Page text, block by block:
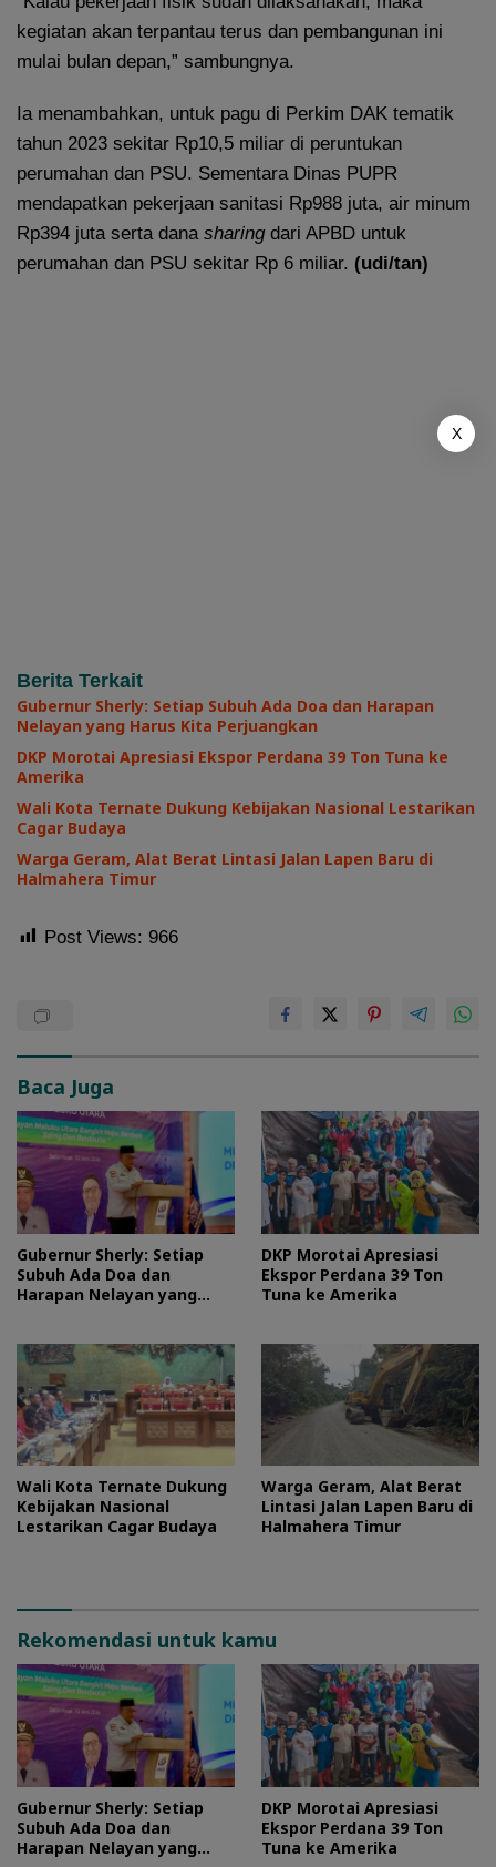
kegiatan akan terpantau terus dan pembangunan ini
mulai bulan depan,” sambungnya.
Ia menambahkan, untuk pagu di Perkim DAK tematik
tahun 2023 sekitar Rp10,5 miliar di peruntukan
perumahan dan PSU. Sementara Dinas PUPR
mendapatkan pekerjaan sanitasi Rp988 juta, air minum
Rp394 juta serta dana sharingdari APBD untuk
perumahan dan PSU sekitar Rp 6 miliar. (udi/tan)
Berita Terkait
Gubernur Sherly: Setiap Subuh Ada Doa dan Harapan
Nelayan yang Harus Kita Perjuangkan
DKP Morotai Apresiasi Ekspor Perdana 39 Ton Tuna ke
Amerika
Wali Kota Ternate Dukung Kebijakan Nasional Lestarikan
Cagar Budaya
Warga Geram, Alat Berat Lintasi Jalan Lapen Baru di
Halmahera Timur
Post Views: 966
Baca Juga
Gubernur Sherly: Setiap
Subuh Ada Doa dan
Harapan Nelayan yang
DKP Morotai Apresiasi
Ekspor Perdana 39 Ton
Tuna ke Amerika
Wali Kota Ternate Dukung
Kebijakan Nasional
Lestarikan Cagar Budaya
Warga Geram, Alat Berat
Lintasi Jalan Lapen Baru di
Halmahera Timur
Rekomendasi untuk kamu
Gubernur Sherly: Setiap
Subuh Ada Doa dan
Harapan Nelayan yang
DKP Morotai Apresiasi
Ekspor Perdana 39 Ton
Tuna ke Amerika
X